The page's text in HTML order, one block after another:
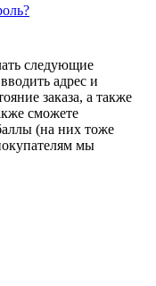
следующие
адрес и
заказа, а также
сможете
(на них тоже
мы